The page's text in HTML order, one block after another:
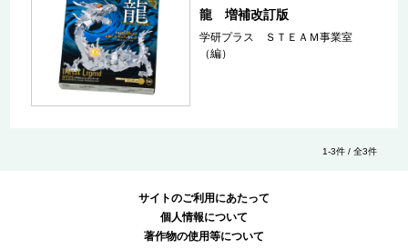
龍 増補改訂版
学研プラス ＳＴＥＡＭ事業室
（編）
1-3件 / 全3件
サイトのご利用にあたって
個人情報について
著作物の使用等について